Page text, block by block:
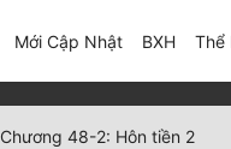
Mới Cập Nhật(current)
BXH Thể
Chương 48-2: Hôn tiền 2